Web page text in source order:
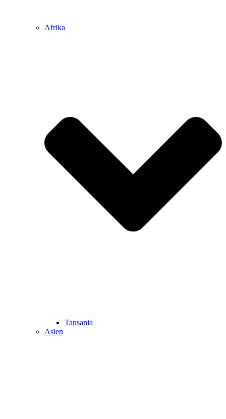
Afrika
Tansania
Asien